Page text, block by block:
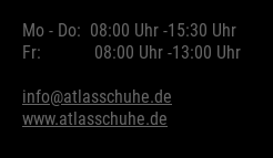
Mo - Do: 08:00 Uhr -15:30 Uhr
Fr:
08:00 Uhr -13:00 Uhr
info@atlasschuhe.de
www.atlasschuhe.de